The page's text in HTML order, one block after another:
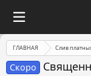
ГЛАВНАЯ Слив
Скоро